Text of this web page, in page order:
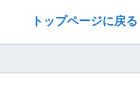
トップページに戻る